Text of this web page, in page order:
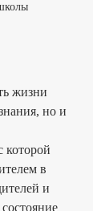
жизни
но и
в
и